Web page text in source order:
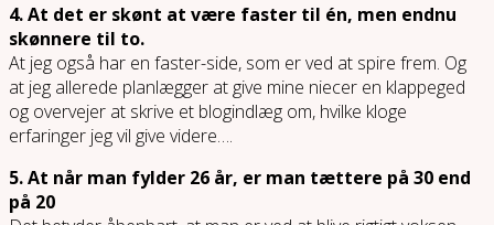
4. At det er skønt at være faster til én, men endnu
skønnere til to.
At jeg også har en faster-side, som er ved at spire frem. Og
at jeg allerede planlægger at give mine niecer en klappeged
og overvejer at skrive et blogindlæg om, hvilke kloge
erfaringer jeg vil give videre….
5. At når man fylder 26 år, er man tættere på 30 end
på 20